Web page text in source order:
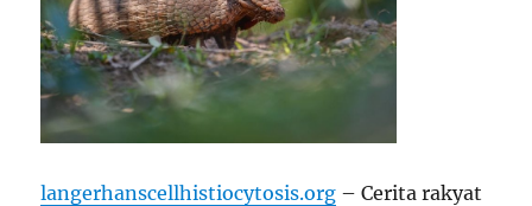
langerhanscellhistiocytosis.org – Cerita rakyat